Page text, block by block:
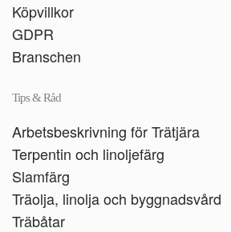
Köpvillkor
GDPR
Branschen
Tips & Råd
Arbetsbeskrivning för Trätjära
Terpentin och linoljefärg
Slamfärg
Träolja, linolja och byggnadsvård
Träbåtar